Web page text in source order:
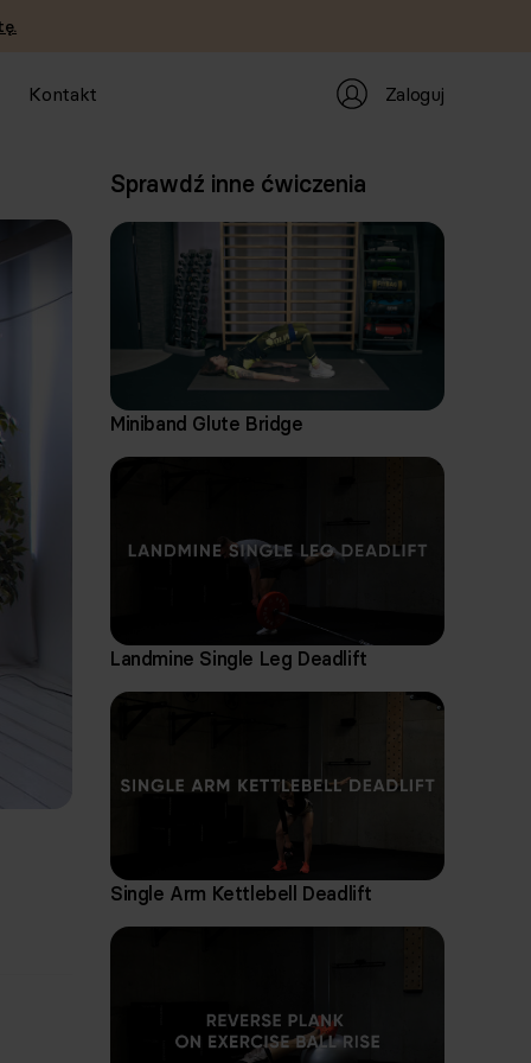
Kontakt Zaloguj
Sprawdź inne ćwiczenia
Miniband Glute Bridge
Landmine Single Leg Deadlift
Single Arm Kettlebell Deadlift